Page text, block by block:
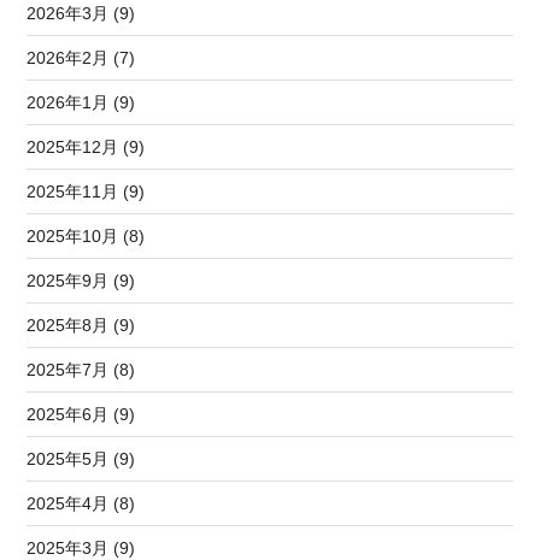
2026年3月 (9)
2026年2月 (7)
2026年1月 (9)
2025年12月 (9)
2025年11月 (9)
2025年10月 (8)
2025年9月 (9)
2025年8月 (9)
2025年7月 (8)
2025年6月 (9)
2025年5月 (9)
2025年4月 (8)
2025年3月 (9)